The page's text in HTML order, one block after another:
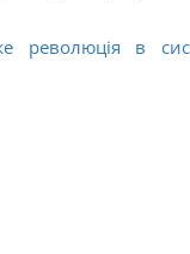
революція в